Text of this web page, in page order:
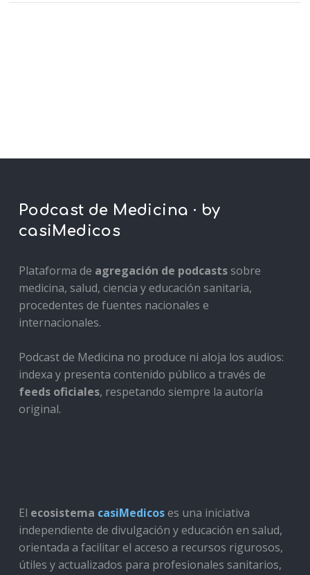
Podcast de Medicina · by
casiMedicos
Plataforma de agregación de podcastssobre
medicina, salud, ciencia y educación sanitaria,
procedentes de fuentes nacionales e
internacionales.
Podcast de Medicina no produce ni aloja los audios:
indexa y presenta contenido público a través de
feeds oficiales, respetando siempre la autoría
original.
El ecosistema casiMedicoses una iniciativa
independiente de divulgación y educación en salud,
orientada a facilitar el acceso a recursos rigurosos,
útiles y actualizados para profesionales sanitarios,